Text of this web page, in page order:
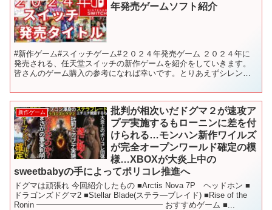
年発売ゲームソフト紹介
#新作ゲーム#スイッチゲーム#２０２４年発売ゲーム ２０２４年に
発売される、任天堂スイッチの新作ゲームを紹介をしていきます。
皆さんのゲーム購入の参考になれば幸いです。とりあえずシレンを
新作ゲーム
批判が相次いだドグマ２が速攻ア
プデ実施するもローニンに差を付
けられる…モンハン新作ワイルズ
が完全オープンワールド確定の模
様…XBOXが大炎上中の
sweetbabyの手によってポリコレ推進へ
ドグマは頑張れ 今回紹介したもの ■Arctis Nova 7P ヘッドホン ■
ドラゴンズドグマ2 ■Stellar Blade(ステラ―ブレイド) ■Rise of the
Ronin ━━━━━━━━━━━━━━━━ おすすめゲーム ■...